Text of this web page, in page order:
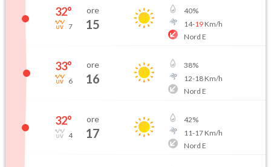
32°
7
ore
15
40%
14-19Km/h
Nord E
33°
6
ore
16
38%
12-18Km/h
Nord E
32°
4
ore
17
42%
11-17Km/h
Nord E